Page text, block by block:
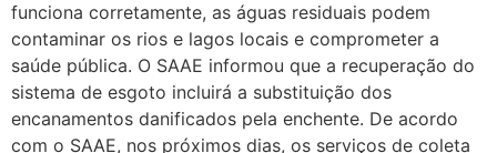
funciona corretamente, as águas residuais podem
contaminar os rios e lagos locais e comprometer a
saúde pública. O SAAE informou que a recuperação do
sistema de esgoto incluirá a substituição dos
encanamentos danificados pela enchente. De acordo
com o SAAE, nos próximos dias, os serviços de coleta